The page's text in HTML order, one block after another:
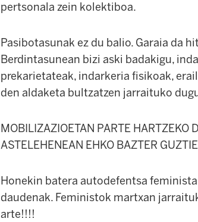
pertsonala zein kolektiboa.
Pasibotasunak ez du balio. Garaia da
Berdintasunean bizi aski badakigu,
prekarietateak, indarkeria fisikoak,
den aldaketa bultzatzen jarraituko
MOBILIZAZIOETAN PARTE HARTZEKO
ASTELEHENEAN EHKO BAZTER
Honekin batera autodefentsa
daudenak. Feministok martxan
arte!!!!